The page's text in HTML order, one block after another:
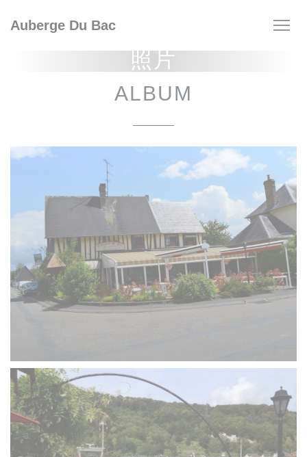
Auberge Du Bac
照片
ALBUM